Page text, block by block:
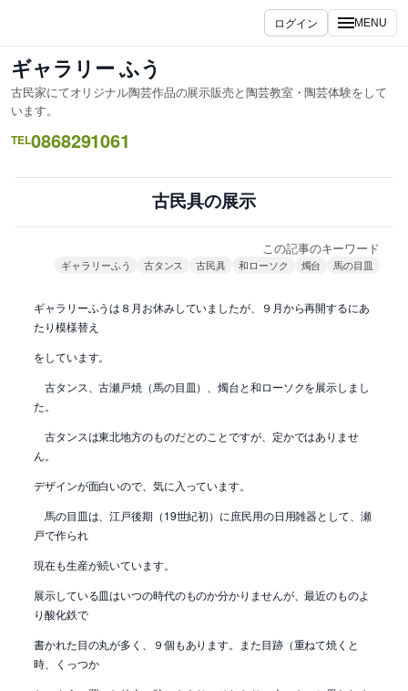
ス
キ
ッ
プ
ログイン MENU
ギャラリー ふう
古民家にてオリジナル陶芸作品の展示販売と陶芸教室・陶芸体験をして
います。
TEL0868291061
古民具の展示
この記事のキーワード
ギャラリーふう 古タンス 古民具 和ローソク 燭台 馬の目皿
ギャラリーふうは８月お休みしていましたが、９月から再開するにあ
たり模様替え
をしています。
古タンス、古瀬戸焼（馬の目皿）、燭台と和ローソクを展示しまし
た。
古タンスは東北地方のものだとのことですが、定かではありませ
ん。
デザインが面白いので、気に入っています。
馬の目皿は、江戸後期（19世紀初）に庶民用の日用雑器として、瀬
戸で作られ
現在も生産が続いています。
展示している皿はいつの時代のものか分かりませんが、最近のものよ
り酸化鉄で
書かれた目の丸が多く、９個もあります。また目跡（重ねて焼くと
時、くっつか